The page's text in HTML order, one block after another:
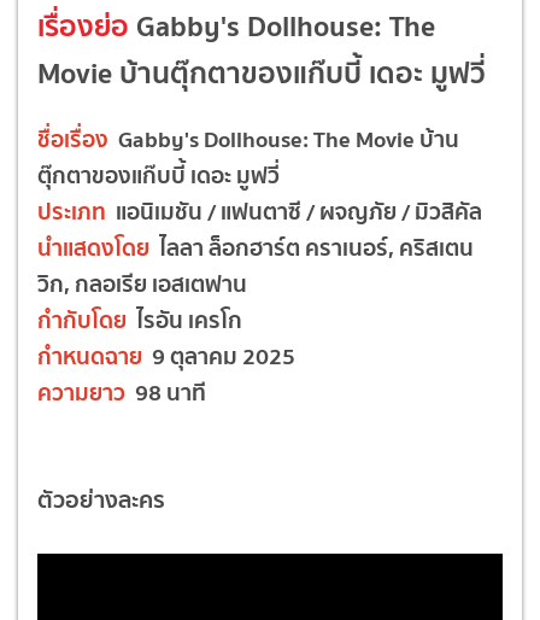
เรื่องย่อ Gabby's Dollhouse: The
Movie บ้านตุ๊กตาของแก๊บบี้ เดอะ มูฟวี่
ชื่อเรื่อง Gabby's Dollhouse: The Movie บ้าน
ตุ๊กตาของแก๊บบี้ เดอะ มูฟวี่
ประเภท แอนิเมชัน / แฟนตาซี / ผจญภัย / มิวสิคัล
นำแสดงโดย ไลลา ล็อกฮาร์ต คราเนอร์, คริสเตน
วิก, กลอเรีย เอสเตฟาน
กำกับโดย ไรอัน เครโก
กำหนดฉาย 9 ตุลาคม 2025
ความยาว 98 นาที
ตัวอย่างละคร